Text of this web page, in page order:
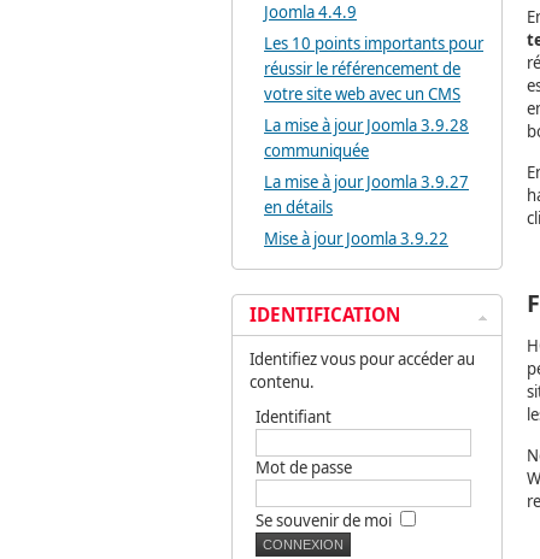
Joomla 4.4.9
Les 10 points importants pour
réussir le référencement de
votre site web avec un CMS
La mise à jour Joomla 3.9.28
communiquée
La mise à jour Joomla 3.9.27
en détails
Mise à jour Joomla 3.9.22
IDENTIFICATION
Identifiez vous pour accéder au
contenu.
Identifiant
Mot de passe
Se souvenir de moi